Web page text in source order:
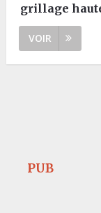
grillage
VOIR
PUB